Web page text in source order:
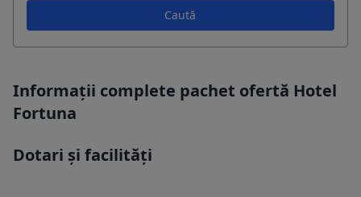
Caută
Informații complete pachet ofertă Hotel
Fortuna
Dotari și facilități